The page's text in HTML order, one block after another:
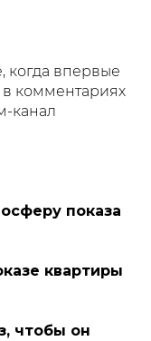
когда впервые
комментариях
канал
показа
квартиры
чтобы он